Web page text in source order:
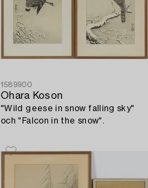
1589900
Ohara Koson
"Wild geese in snow falling sky"
och "Falcon in the snow".